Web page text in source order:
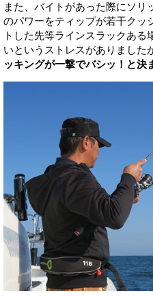
また、バイトがあった際にソリ
のパワーをティップが若干クッ
トした先等ラインスラックある
いというストレスがありました
ッキングが一撃でバシッ！と決